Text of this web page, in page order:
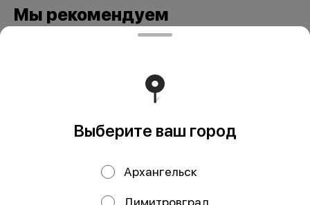
Мы рекомендуем
Рулет из кижуча и
трески с вялеными
Рулет из трески и
Выберите ваш город
Архангельск
Димитровград